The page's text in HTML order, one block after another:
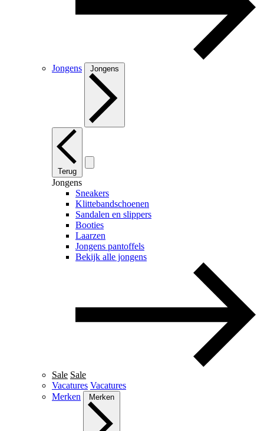
Jongens Jongens
Terug
Jongens
Sneakers
Klittebandschoenen
Sandalen en slippers
Booties
Laarzen
Jongens pantoffels
Bekijk alle jongens
Sale Sale
Vacatures Vacatures
Merken
Merken